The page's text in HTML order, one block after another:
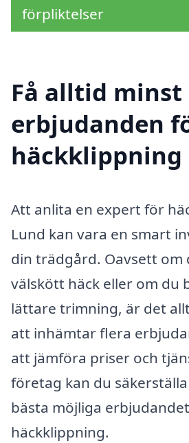
förpliktelser
Få alltid minst
erbjudanden
häckklippning
Att anlita en expert för
Lund kan vara en smart
din trädgård. Oavsett om
välskött häck eller om du
lättare trimning, är det
att inhämtar flera
att jämföra priser och
företag kan du
bästa möjliga
häckklippning.